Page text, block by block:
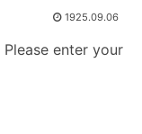
1925.09.06
enter your